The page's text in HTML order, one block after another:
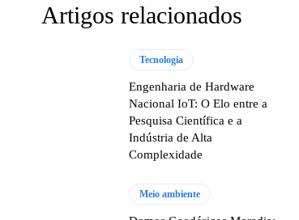
Artigos relacionados
Tecnologia
Engenharia de Hardware
Nacional IoT: O Elo entre a
Pesquisa Científica e a
Indústria de Alta
Complexidade
Meio ambiente